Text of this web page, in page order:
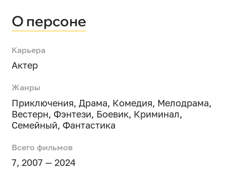
О персоне
Карьера
Актер
Жанры
Приключения, Драма, Комедия, Мелодрама,
Вестерн, Фэнтези, Боевик, Криминал,
Семейный, Фантастика
Всего фильмов
7, 2007 — 2024